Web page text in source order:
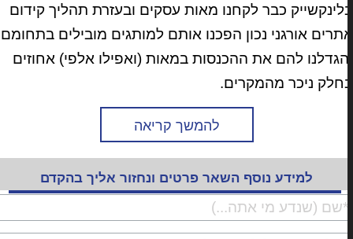
כבר לקחנו מאות עסקים ובעזרת תהליך קידום
אורגני נכון הפכנו אותם למותגים מובילים בתחומם
להם את ההכנסות במאות (ואפילו אלפי) אחוזים
ניכר מהמקרים.
להמשך קריאה
למידע נוסף השאר פרטים ונחזור אליך בהקדם